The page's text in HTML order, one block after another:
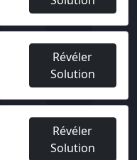
Révéler
Solution
Révéler
Solution